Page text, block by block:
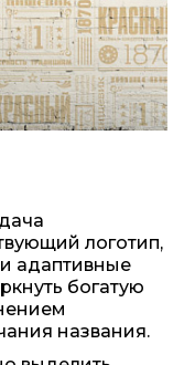
логотип,
адаптивные
богатую
названия.